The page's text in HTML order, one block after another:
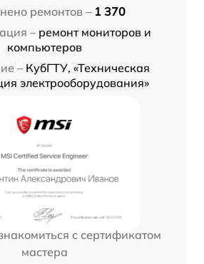
ремонтов – 1 370
– ремонт мониторов и
компьютеров
– КубГТУ, «Техническая
электрооборудования»
с сертификатом
мастера